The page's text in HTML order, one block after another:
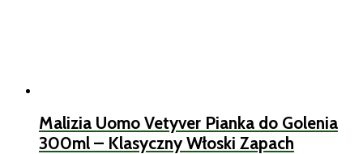
Malizia Uomo Vetyver Pianka do Golenia
300ml – Klasyczny Włoski Zapach